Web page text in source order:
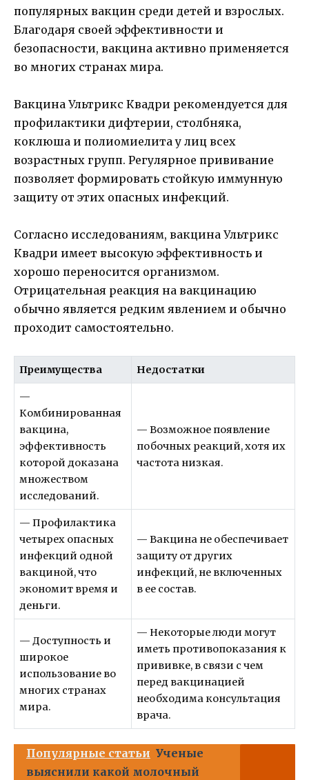
популярных вакцин среди детей и взрослых.
Благодаря своей эффективности и
безопасности, вакцина активно применяется
во многих странах мира.
Вакцина Ультрикс Квадри рекомендуется для
профилактики дифтерии, столбняка,
коклюша и полиомиелита у лиц всех
возрастных групп. Регулярное прививание
позволяет формировать стойкую иммунную
защиту от этих опасных инфекций.
Согласно исследованиям, вакцина Ультрикс
Квадри имеет высокую эффективность и
хорошо переносится организмом.
Отрицательная реакция на вакцинацию
обычно является редким явлением и обычно
проходит самостоятельно.
Преимущества Недостатки
—
Комбинированная
вакцина,
эффективность
которой доказана
множеством
исследований.
— Возможное появление
побочных реакций, хотя их
частота низкая.
— Профилактика
четырех опасных
инфекций одной
вакциной, что
экономит время и
деньги.
— Вакцина не обеспечивает
защиту от других
инфекций, не включенных
в ее состав.
— Доступность и
широкое
использование во
многих странах
мира.
— Некоторые люди могут
иметь противопоказания к
прививке, в связи с чем
перед вакцинацией
необходима консультация
врача.
Популярные статьи Ученые
выяснили какой молочный